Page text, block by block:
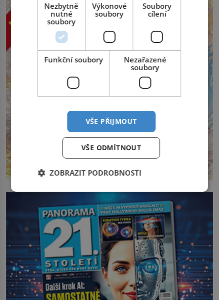
Nezbytně
nutné
soubory
Výkonové
soubory
Soubory
cílení
Funkční soubory
Nezařazené
soubory
VŠE PŘIJMOUT
VŠE ODMÍTNOUT
ZOBRAZIT PODROBNOSTI